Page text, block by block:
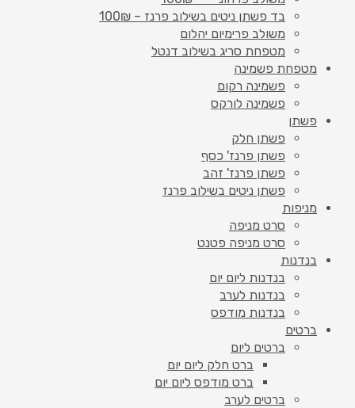
בד פשתן ניטים בשילוב פרנז – 100₪
משולב פרימיום יהלום
מטפחת סריג בשילוב דנטל
מטפחת פשמינה
פשמינה רקום
פשמינה לורקס
פשתן
פשתן חלק
פשתן פרנז' כסף
פשתן פרנז' זהב
פשתן ניטים בשילוב פרנז
מניפות
סרט מניפה
סרט מניפה פטנט
בנדנות
בנדנות ליום יום
בנדנות לערב
בנדנות מודפס
ברטים
ברטים ליום
ברט חלק ליום יום
ברט מודפס ליום יום
ברטים לערב